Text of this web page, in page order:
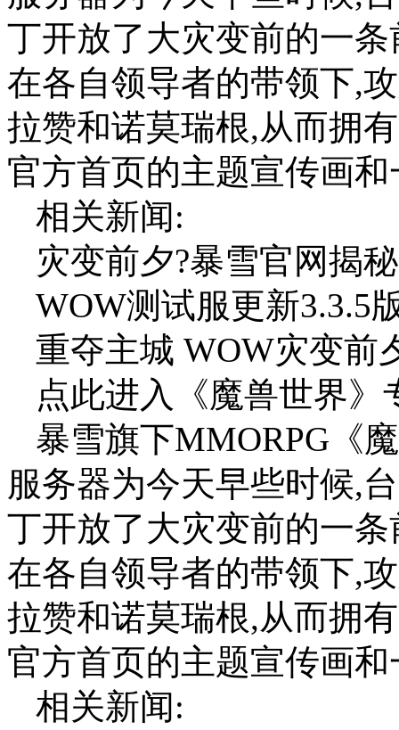
丁开放了大灾变前的一
在各自领导者的带领下,
拉赞和诺莫瑞根,从而拥
官方首页的主题宣传画
相关新闻:
灾变前夕?暴雪官网揭
WOW测试服更新3.3.5
重夺主城 WOW灾变前
点此进入《魔兽世界》
暴雪旗下MMORPG《
服务器为今天早些时候,
丁开放了大灾变前的一
在各自领导者的带领下,
拉赞和诺莫瑞根,从而拥
官方首页的主题宣传画
相关新闻: